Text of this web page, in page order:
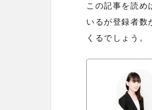
この記事を読め
いるが登録者数
くるでしょう。